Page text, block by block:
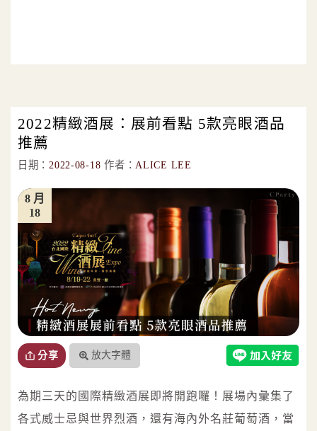
2022精緻酒展：展前看點 5款亮眼酒品
推薦
日期： 2022-08-18 作者： ALICE LEE
18
8 月
分享 放大字體
為期三天的國際精緻酒展即將開跑囉！展場內彙集了
各式威士忌與世界烈酒，還有海內外名莊葡萄酒，當